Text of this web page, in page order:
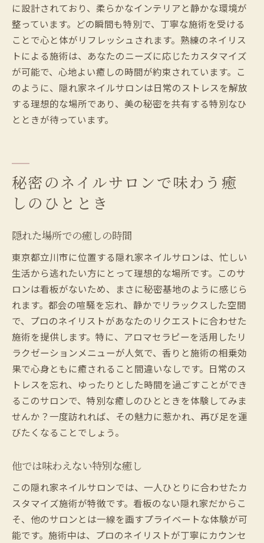
に設計されており、柔らかなインテリアと静かな環境が
整っています。どの瞬間も特別で、丁寧な施術を受ける
ことで心と体がリフレッシュされます。熟練のネイリス
トによる施術は、あなたのニーズに応じたカスタマイズ
が可能で、心地よい癒しの時間が約束されています。こ
のように、隠れ家ネイルサロンは日常のストレスを解放
する理想的な場所であり、美の秘密を共有する特別なひ
とときが待っています。
秘密のネイルサロンで味わう癒
しのひととき
隠れた場所での癒しの時間
東京都立川市に位置する隠れ家ネイルサロンは、忙しい
生活から逃れたい方にとって理想的な場所です。このサ
ロンは看板がないため、まさに秘密基地のように感じら
れます。都会の喧騒を忘れ、静かでリラックスした空間
で、プロのネイリストがあなたのリクエストに合わせた
施術を提供します。特に、アロマセラピーを活用したリ
ラクゼーションメニューが人気で、香りと施術の相乗効
果で心身ともに癒されること間違いなしです。日常のス
トレスを忘れ、ゆったりとした時間を過ごすことができ
るこのサロンで、特別な癒しのひとときを体験してみま
せんか？一度訪れれば、その魅力に惹かれ、再び足を運
びたくなることでしょう。
他では味わえない特別な癒し
この隠れ家ネイルサロンでは、一人ひとりに合わせたカ
スタマイズ施術が特徴です。看板のない隠れ家だからこ
そ、他のサロンとは一線を画すプライベートな体験が可
能です。施術中は、プロのネイリストが丁寧にカウンセ